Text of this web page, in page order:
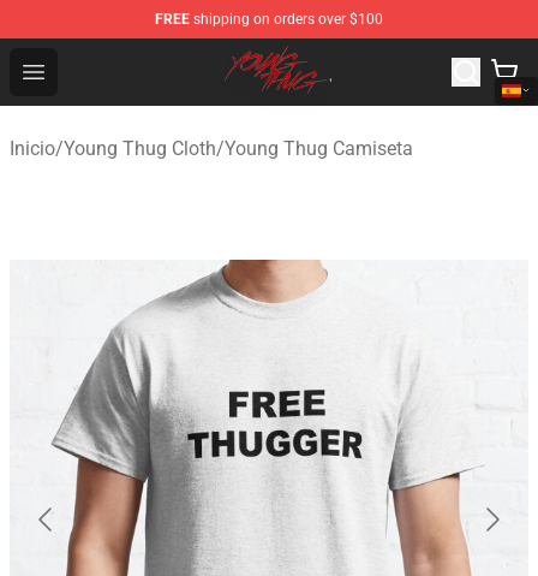
FREE shipping on orders over $100
Open menu
Young Thug Shop - Official Young Thug Merchandise
Inicio/Young Thug Cloth/Young Thug Camiseta